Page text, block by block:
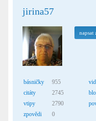
jirina57
napsat
básničky
955
citáty
2745
vtipy
2790
zpovědi
0